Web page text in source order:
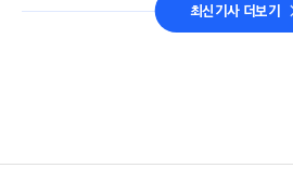
최신기사 더보기